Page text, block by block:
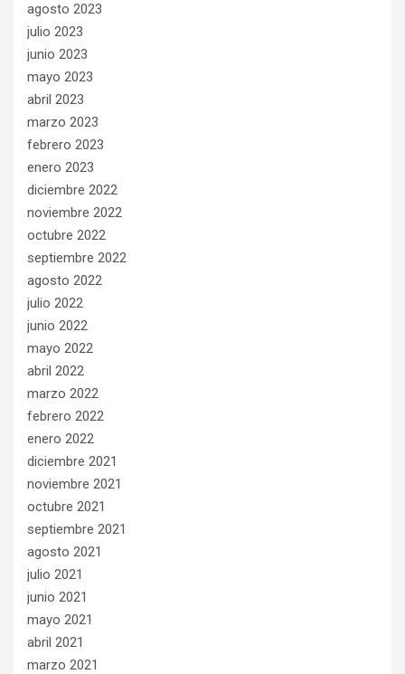
agosto 2023
julio 2023
junio 2023
mayo 2023
abril 2023
marzo 2023
febrero 2023
enero 2023
diciembre 2022
noviembre 2022
octubre 2022
septiembre 2022
agosto 2022
julio 2022
junio 2022
mayo 2022
abril 2022
marzo 2022
febrero 2022
enero 2022
diciembre 2021
noviembre 2021
octubre 2021
septiembre 2021
agosto 2021
julio 2021
junio 2021
mayo 2021
abril 2021
marzo 2021